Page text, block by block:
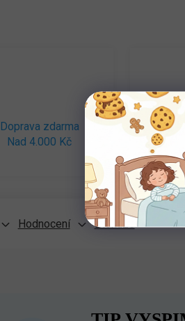
Doprava zdarma
Nad 4.000 Kč
Hodnocení Diskuze